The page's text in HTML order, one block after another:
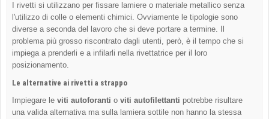
I rivetti si utilizzano per fissare lamiere o materiale metallico senza
l'utilizzo di colle o elementi chimici. Ovviamente le tipologie sono
diverse a seconda del lavoro che si deve portare a termine. Il
problema più grosso riscontrato dagli utenti, però, è il tempo che si
impiega a prenderli e a infilarli nella rivettatrice per il loro
posizionamento.
Le alternative ai rivetti a strappo
Impiegare le viti autoforanti o viti autofilettanti potrebbe risultare
una valida alternativa ma sulla lamiera sottile non hanno la stessa